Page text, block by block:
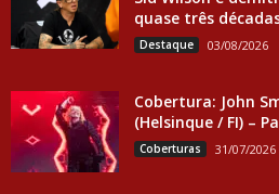
quase três
Destaque 03/08/2026
Cobertura: John
(Helsinque / FI) –
Coberturas 31/07/2026